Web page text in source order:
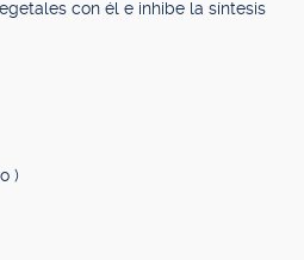
con él e inhibe la síntesis
)